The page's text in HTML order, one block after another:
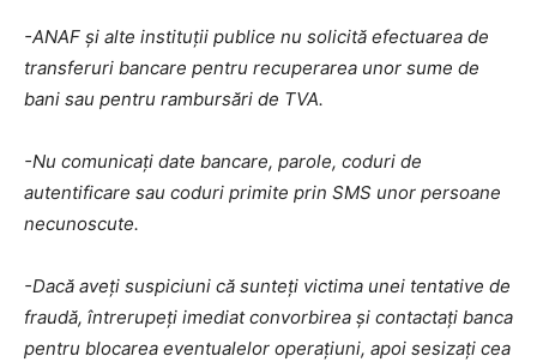
-ANAF și alte instituții publice nu solicită efectuarea de
transferuri bancare pentru recuperarea unor sume de
bani sau pentru rambursări de TVA.
-Nu comunicați date bancare, parole, coduri de
autentificare sau coduri primite prin SMS unor persoane
necunoscute.
-Dacă aveți suspiciuni că sunteți victima unei tentative de
fraudă, întrerupeți imediat convorbirea și contactați banca
pentru blocarea eventualelor operațiuni, apoi sesizați cea